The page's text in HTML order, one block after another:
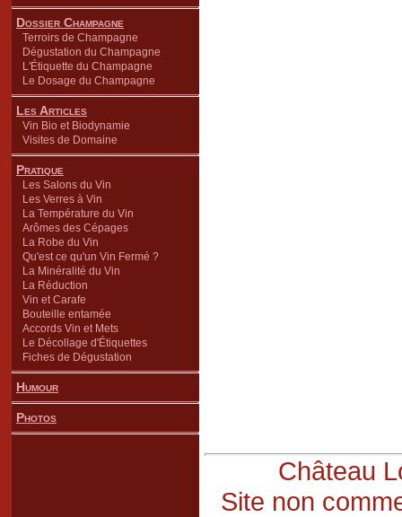
Dossier Champagne
Terroirs de Champagne
Dégustation du Champagne
L'Étiquette du Champagne
Le Dosage du Champagne
Les Articles
Vin Bio et Biodynamie
Visites de Domaine
Pratique
Les Salons du Vin
Les Verres à Vin
La Température du Vin
Arômes des Cépages
La Robe du Vin
Qu'est ce qu'un Vin Fermé ?
La Minéralité du Vin
La Réduction
Vin et Carafe
Bouteille entamée
Accords Vin et Mets
Le Décollage d'Étiquettes
Fiches de Dégustation
Humour
Photos
Château
Site non